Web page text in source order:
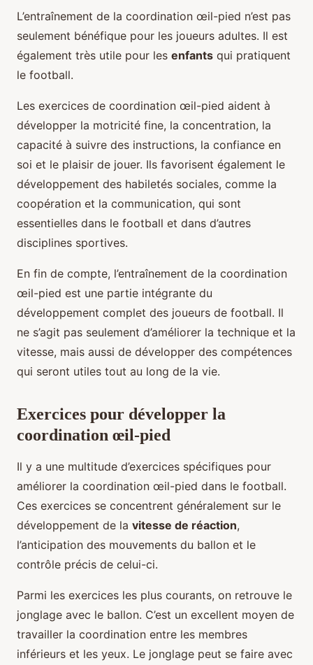
L’entraînement de la coordination œil-pied n’est pas
seulement bénéfique pour les joueurs adultes. Il est
également très utile pour les enfants qui pratiquent
le football.
Les exercices de coordination œil-pied aident à
développer la motricité fine, la concentration, la
capacité à suivre des instructions, la confiance en
soi et le plaisir de jouer. Ils favorisent également le
développement des habiletés sociales, comme la
coopération et la communication, qui sont
essentielles dans le football et dans d’autres
disciplines sportives.
En fin de compte, l’entraînement de la coordination
œil-pied est une partie intégrante du
développement complet des joueurs de football. Il
ne s’agit pas seulement d’améliorer la technique et la
vitesse, mais aussi de développer des compétences
qui seront utiles tout au long de la vie.
Exercices pour développer la
coordination œil-pied
Il y a une multitude d’exercices spécifiques pour
améliorer la coordination œil-pied dans le football.
Ces exercices se concentrent généralement sur le
développement de la vitesse de réaction,
l’anticipation des mouvements du ballon et le
contrôle précis de celui-ci.
Parmi les exercices les plus courants, on retrouve le
jonglage avec le ballon. C’est un excellent moyen de
travailler la coordination entre les membres
inférieurs et les yeux. Le jonglage peut se faire avec